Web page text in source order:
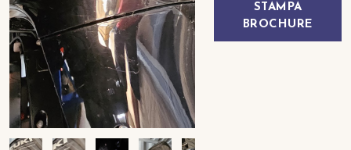
STAMPA
BROCHURE